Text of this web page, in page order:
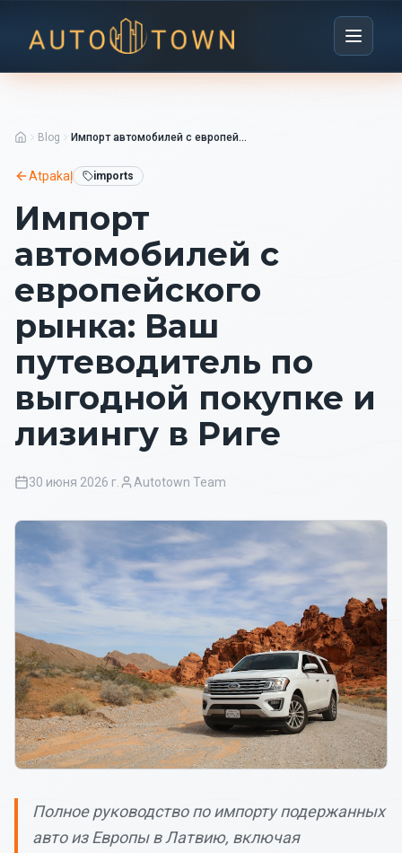
Blog Импорт автомобилей с европейского рынка: Ваш путеводитель по выгодной покупке и лизингу в Риге
Atpakaļ imports
Импорт
автомобилей с
европейского
рынка: Ваш
путеводитель по
выгодной покупке и
лизингу в Риге
30 июня 2026 г. Autotown Team
Полное руководство по импорту подержанных
авто из Европы в Латвию, включая